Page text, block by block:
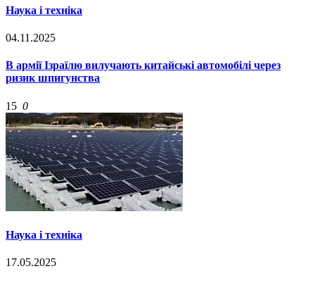
Наука і техніка
04.11.2025
В армії Ізраїлю вилучають китайські автомобілі через
ризик шпигунства
15 0
Наука і техніка
17.05.2025